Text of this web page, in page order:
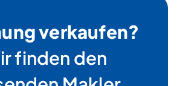
verkaufen?
finden den